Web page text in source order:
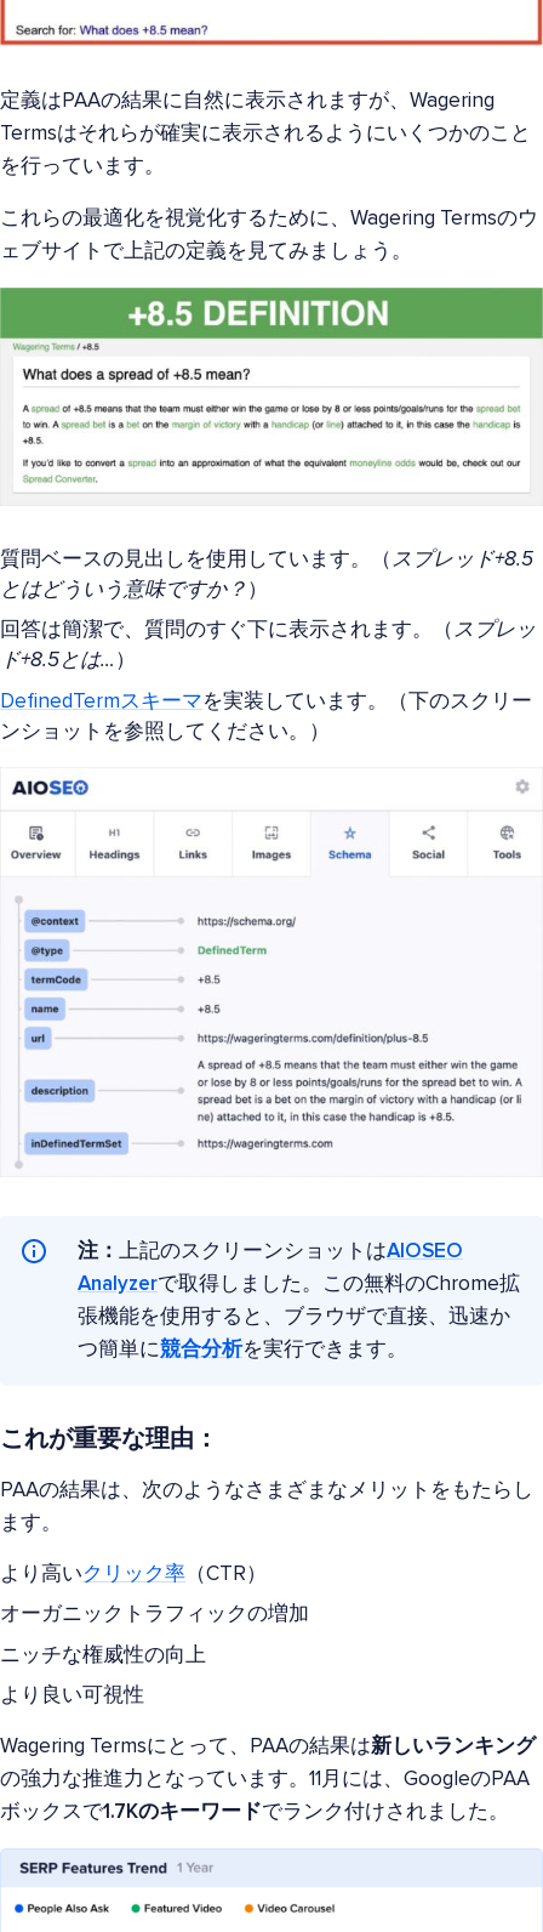
定義はPAAの結果に自然に表示されますが、Wagering
Termsはそれらが確実に表示されるようにいくつかのこと
を行っています。
これらの最適化を視覚化するために、Wagering Termsのウ
ェブサイトで上記の定義を見てみましょう。
質問ベースの見出しを使用しています。（ スプレッド+8.5
とはどういう意味ですか？ ）
回答は簡潔で、質問のすぐ下に表示されます。（ スプレッ
ド+8.5とは… ）
DefinedTermスキーマを実装しています。（下のスクリー
ンショットを参照してください。）
注： 上記のスクリーンショットはAIOSEO
Analyzerで取得しました。この無料のChrome拡
張機能を使用すると、ブラウザで直接、迅速か
つ簡単に競合分析を実行できます。
これが重要な理由：
PAAの結果は、次のようなさまざまなメリットをもたらし
ます。
より高いクリック率 （CTR）
オーガニックトラフィックの増加
ニッチな権威性の向上
より良い可視性
Wagering Termsにとって、PAAの結果は新しいランキング
の強力な推進力となっています。11月には、GoogleのPAA
ボックスで1.7Kのキーワードでランク付けされました。